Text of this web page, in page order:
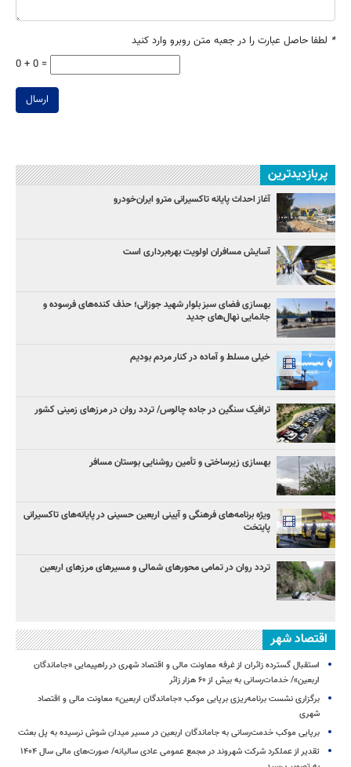
* لطفا حاصل عبارت را در جعبه متن روبرو وارد کنید
0 + 0 =
ارسال
پربازدیدترین
آغاز احداث پایانه تاکسیرانی مترو ایران‌خودرو
آسایش مسافران اولویت بهره‌برداری است
بهسازی فضای سبز بلوار شهید جوزانی؛ حذف کنده‌های فرسوده و
جانمایی نهال‌های جدید
خیلی مسلط و آماده در کنار مردم بودیم
ترافیک سنگین در جاده چالوس/ تردد روان در مرزهای زمینی کشور
بهسازی زیرساختی و تأمین روشنایی بوستان مسافر
ویژه برنامه‌های فرهنگی و آیینی اربعین حسینی در پایانه‌های تاکسیرانی
پایتخت
تردد روان در تمامی محورهای شمالی و مسیرهای مرزهای اربعین
اقتصاد شهر
استقبال گسترده زائران از غرفه معاونت مالی و اقتصاد شهری در راهپیمایی «جاماندگان
اربعین»/ خدمات‌رسانی به بیش از ۶۰ هزار زائر
برگزاری نشست برنامه‌ریزی برپایی موکب «جاماندگان اربعین» معاونت مالی و اقتصاد
شهری
برپایی موکب خدمت‌رسانی به جاماندگان اربعین در مسیر میدان شوش نرسیده به پل بعثت
تقدیر از عملکرد شرکت شهروند در مجمع عمومی عادی سالیانه/ صورت‌های مالی سال ۱۴۰۴